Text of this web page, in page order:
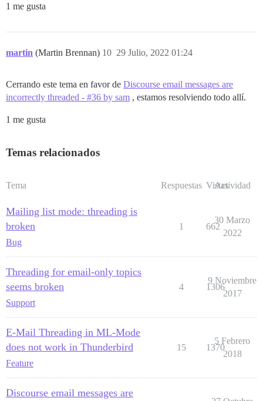
1 me gusta
martin (Martin Brennan) 29 Julio, 2022 01:24
10
Cerrando este tema en favor de Discourse email messages are
incorrectly threaded - #36 by sam , estamos resolviendo todo allí.
1 me gusta
Temas relacionados
Tema Respuestas Vistas
Actividad
Mailing list mode: threading is
broken
Bug
1 662
30 Marzo
2022
Threading for email-only topics
seems broken
Support
4 1306
9 Noviembre
2017
E-Mail Threading in ML-Mode
does not work in Thunderbird
Feature
15 1370
5 Febrero
2018
Discourse email messages are